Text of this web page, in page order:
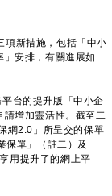
新措施，包括「中小
安排，有關進展如
台的提升版「中小企
增加靈活性。截至二
網2.0」所呈交的保單
保單」（註二）及
用提升了的網上平